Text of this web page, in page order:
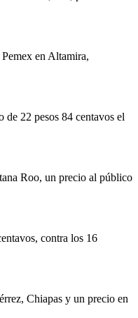
en Altamira,
de 22 pesos 84 centavos el
Roo, un precio al público
contra los 16
Chiapas y un precio en